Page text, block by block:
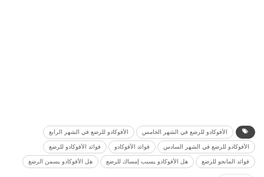
الأفوكادو للرضع في الشهر الخامس الأفوكادو للرضع في الشهر الرابع
الأفوكادو للرضع في الشهر السادس فوائد الأفوكادو فوائد الأفوكادو للرضع
فوائد المانجو للرضع هل الأفوكادو يسبب إمساك للرضع هل الأفوكادو يسمن الرضع